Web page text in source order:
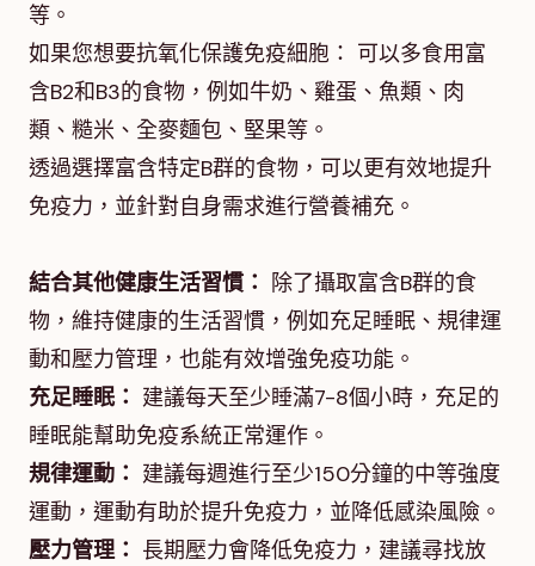
等。
如果您想要抗氧化保護免疫細胞： 可以多食用富
含B2和B3的食物，例如牛奶、雞蛋、魚類、肉
類、糙米、全麥麵包、堅果等。
透過選擇富含特定B群的食物，可以更有效地提升
免疫力，並針對自身需求進行營養補充。
結合其他健康生活習慣： 除了攝取富含B群的食
物，維持健康的生活習慣，例如充足睡眠、規律運
動和壓力管理，也能有效增強免疫功能。
充足睡眠： 建議每天至少睡滿7-8個小時，充足的
睡眠能幫助免疫系統正常運作。
規律運動： 建議每週進行至少150分鐘的中等強度
運動，運動有助於提升免疫力，並降低感染風險。
壓力管理： 長期壓力會降低免疫力，建議尋找放